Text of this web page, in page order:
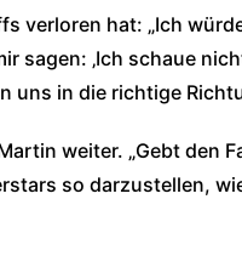
verloren hat: „Ich
sagen: ‚Ich schaue
uns in die richtige
weiter. „Gebt den
so darzustellen,